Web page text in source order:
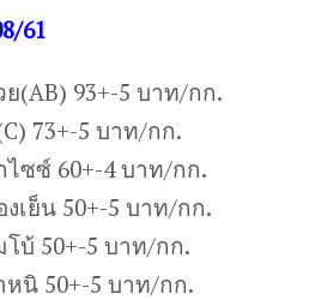
61
(AB) 93+-5 บาท/กก.
73+-5 บาท/กก.
ซซ์ 60+-4 บาท/กก.
เย็น 50+-5 บาท/กก.
บ้ 50+-5 บาท/กก.
นิ 50+-5 บาท/กก.